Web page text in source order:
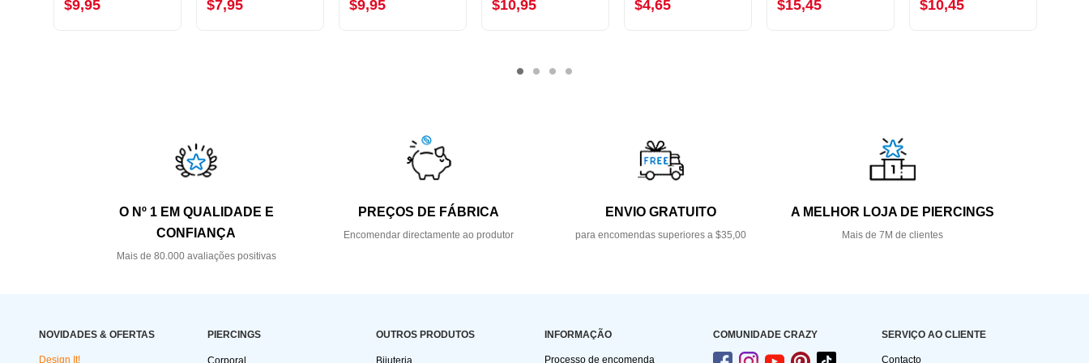
$9,95 $7,95 $9,95 $10,95 $4,65 $15,45 $10,45
O Nº 1 EM QUALIDADE E
CONFIANÇA
Mais de 80.000 avaliações positivas
PREÇOS DE FÁBRICA
Encomendar directamente ao produtor
ENVIO GRATUITO
para encomendas superiores a $35,00
A MELHOR LOJA DE PIERCINGS
Mais de 7M de clientes
NOVIDADES & OFERTAS
Design It!
PIERCINGS
Corporal
OUTROS PRODUTOS
Bijuteria
INFORMAÇÃO
Processo de encomenda
COMUNIDADE CRAZY SERVIÇO AO CLIENTE
Contacto